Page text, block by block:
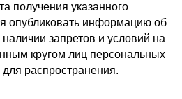
получения указанного
опубликовать информацию об
запретов и условий на
кругом лиц персональных
распространения.